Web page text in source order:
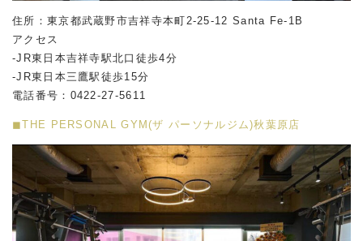
住所：東京都武蔵野市吉祥寺本町2-25-12 Santa Fe-1B
アクセス
-JR東日本吉祥寺駅北口徒歩4分
-JR東日本三鷹駅徒歩15分
電話番号：0422-27-5611
◼︎THE PERSONAL GYM(ザ パーソナルジム)秋葉原店